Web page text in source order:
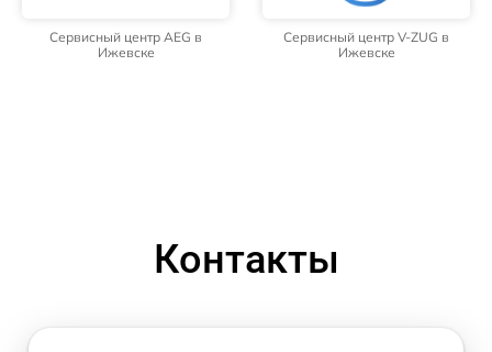
Сервисный центр AEG в
Ижевске
Сервисный центр V-ZUG в
Ижевске
Контакты